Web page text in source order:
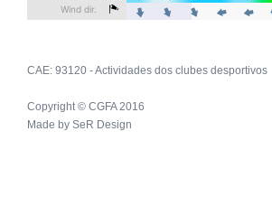
CAE: 93120 - Actividades dos clubes desportivos
Copyright © CGFA 2016
Made by SeR Design